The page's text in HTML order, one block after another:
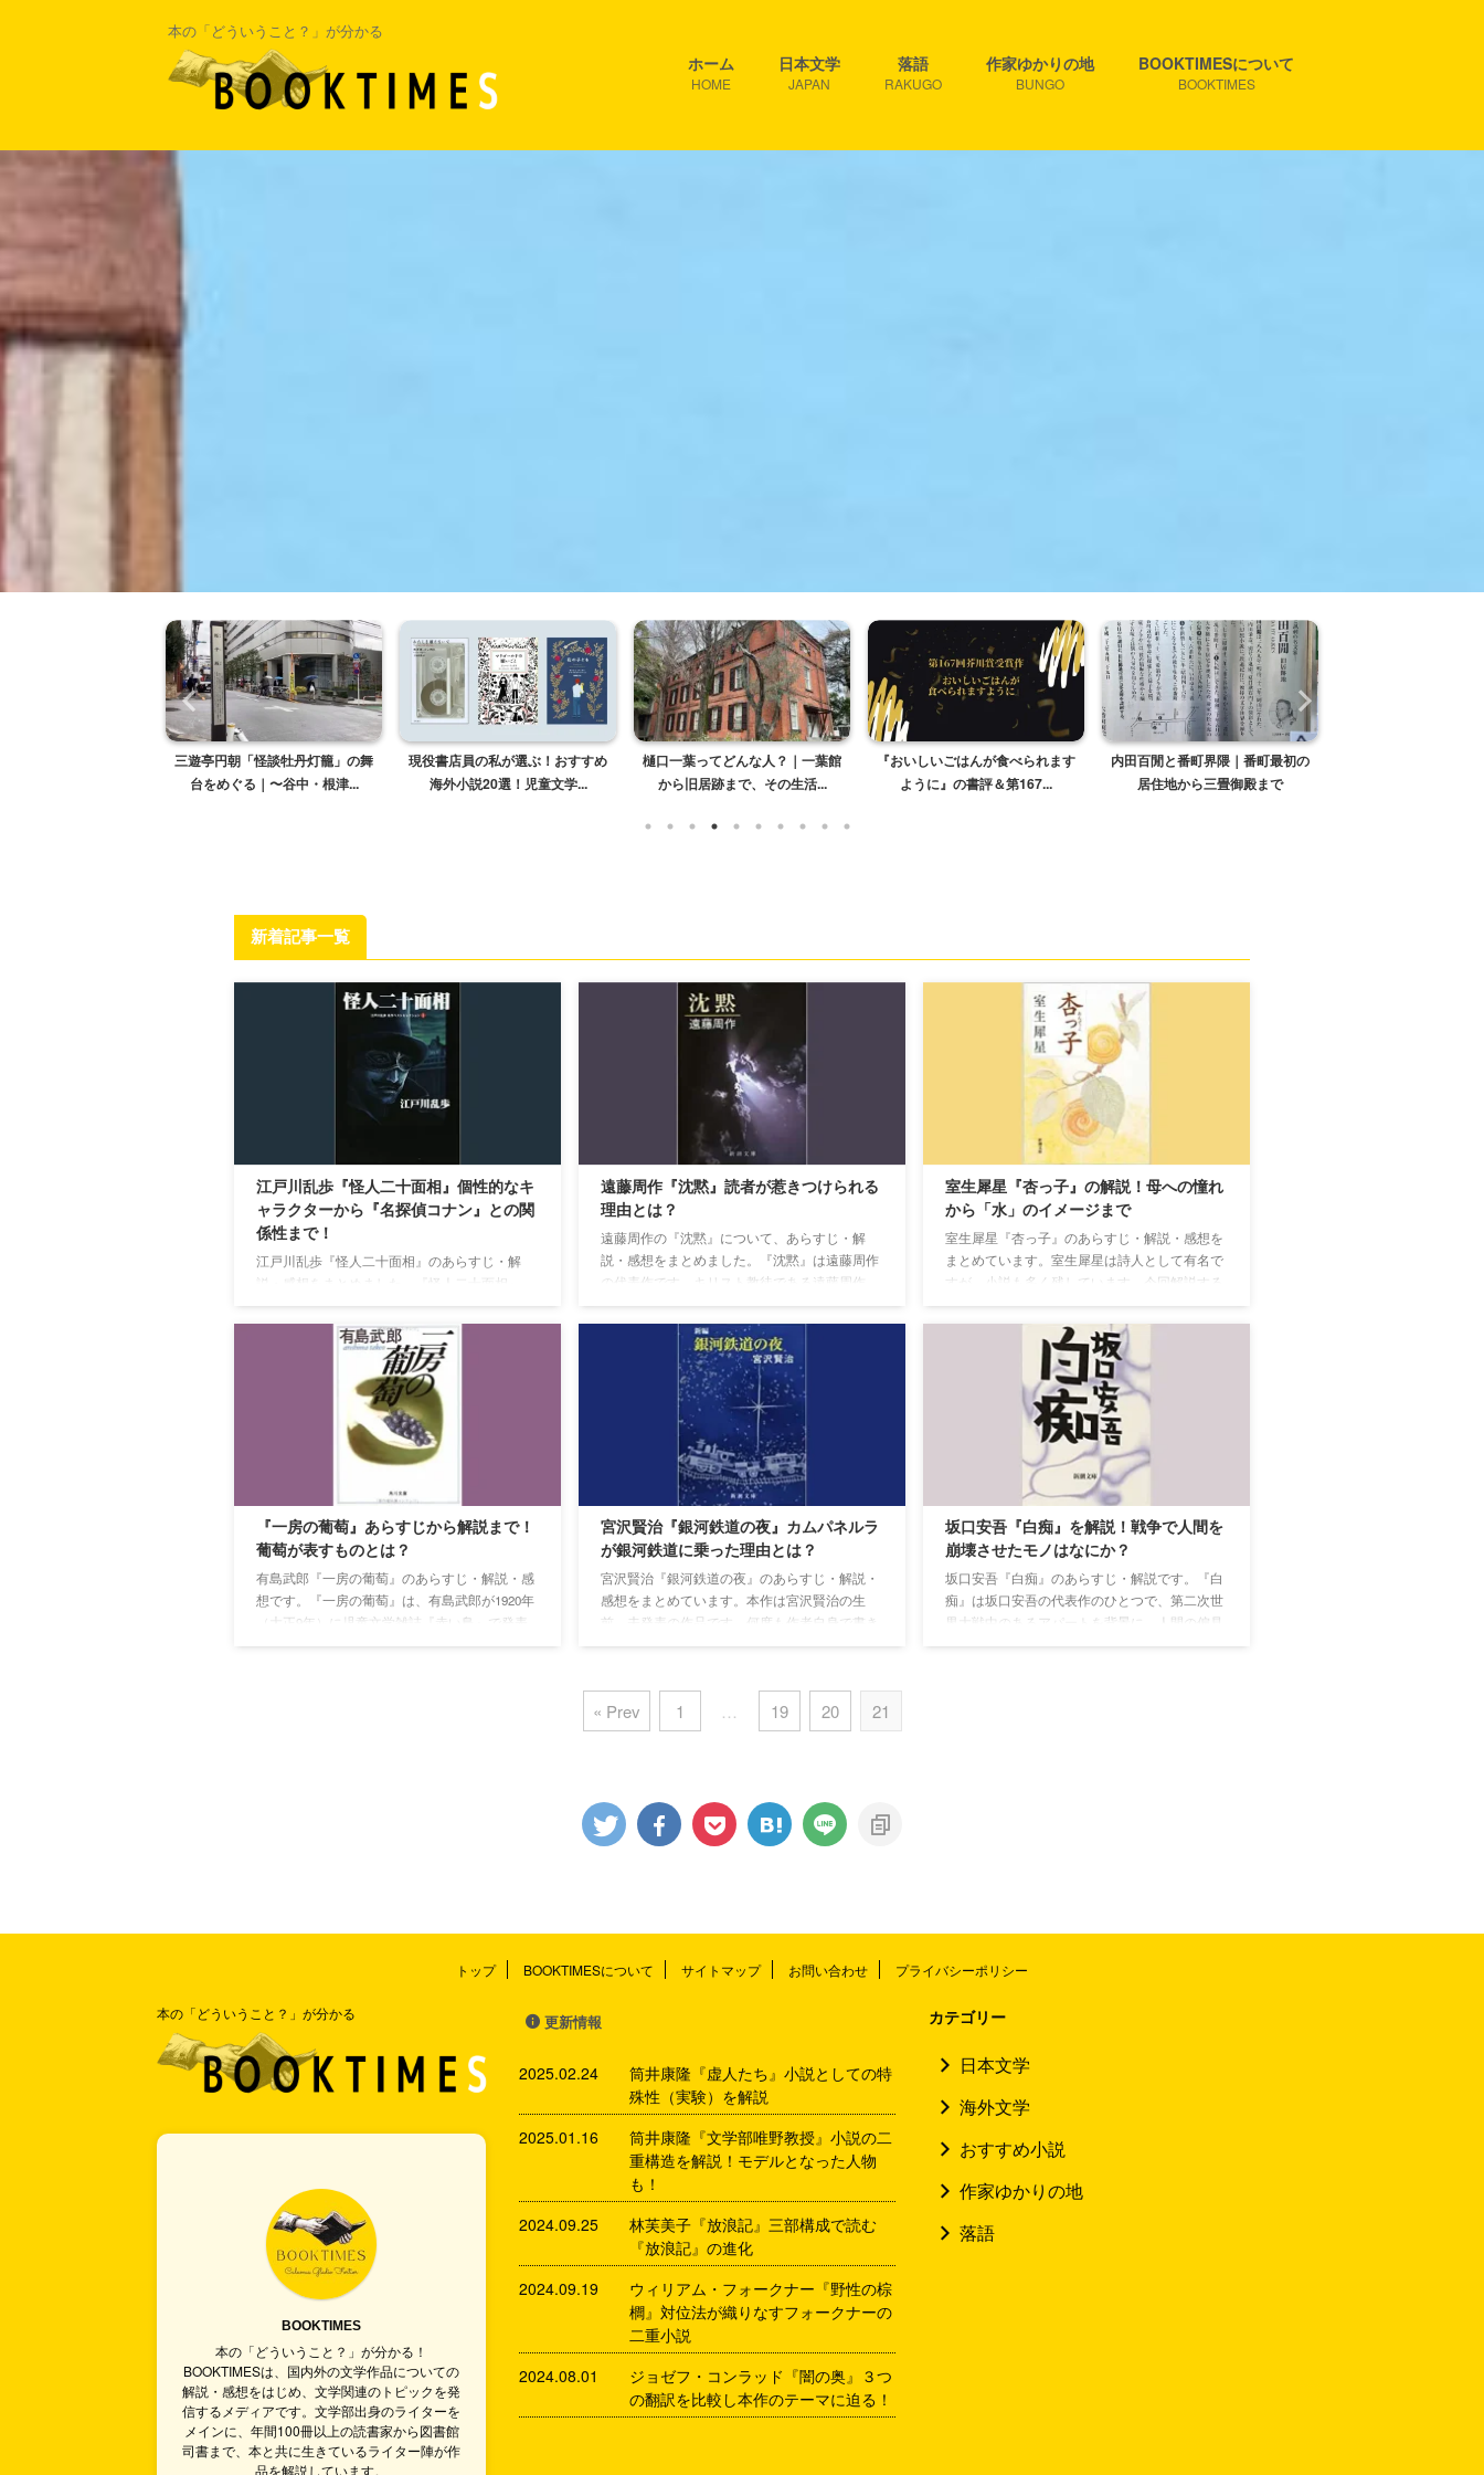
本の「どういうこと？」が分かる
ホーム
HOME
日本文学
JAPAN
落語
RAKUGO
作家ゆかりの地
BUNGO
BOOKTIMESについて
BOOKTIMES
三遊亭円朝「怪談牡丹灯籠」の舞
台をめぐる｜〜谷中・根津...
現役書店員の私が選ぶ！おすすめ
海外小説20選！児童文学...
樋口一葉ってどんな人？｜一葉館
から旧居跡まで、その生活...
『おいしいごはんが食べられます
ように』の書評＆第167...
内田百閒と番町界隈｜番町最初の
居住地から三畳御殿まで
新着記事一覧
江戸川乱歩『怪人二十面相』個性的なキ
ャラクターから『名探偵コナン』との関
係性まで！
江戸川乱歩『怪人二十面相』のあらすじ・解
説・感想をまとめました。『怪人二十面相』
ズの第1話。次々に高価な美術品を狙う怪盗
「二十面相」の企みを阻止すべく奮闘する名探
偵・明智小五郎と、その助手の少年小林君によ
る推理対決が書かれた小説です。
遠藤周作『沈黙』読者が惹きつけられる
理由とは？
遠藤周作の『沈黙』について、あらすじ・解
説・感想をまとめました。『沈黙』は遠藤周作
の代表作です。キリスト教徒である遠藤周作
む人を惹きつけて離さない力のがあります。舞
台はキリスト教が禁じられた江戸時代。
室生犀星『杏っ子』の解説！母への憧れ
から「水」のイメージまで
室生犀星『杏っ子』のあらすじ・解説・感想を
まとめています。室生犀星は詩人として有名で
すが、小説も多く残しています。今回解説する
説です。新聞連載であったため、短いエピソー
ドが連なって、ひとつの作品を作り上げていま
『一房の葡萄』あらすじから解説まで！
葡萄が表すものとは？
有島武郎『一房の葡萄』のあらすじ・解説・感
想です。『一房の葡萄』は、有島武郎が1920年
（大正9年）に児童文学雑誌『赤い鳥』で発表
宮沢賢治『銀河鉄道の夜』カムパネルラ
が銀河鉄道に乗った理由とは？
宮沢賢治『銀河鉄道の夜』のあらすじ・解説・
感想をまとめています。本作は宮沢賢治の生
前、未発表の作品です。何度も作者自身で書き
文章で紡がれる物語は少しばかり難解です。
坂口安吾『白痴』を解説！戦争で人間を
崩壊させたモノはなにか？
坂口安吾『白痴』のあらすじ・解説です。『白
痴』は坂口安吾の代表作のひとつで、第二次世
界大戦中のあるアパートを背景に、人間の偏見
« Prev 1 … 19 20 21
トップ BOOKTIMESについて サイトマップ お問い合わせ プライバシーポリシー
更新情報
2025.02.24
筒井康隆『虚人たち』小説としての特
殊性（実験）を解説
2025.01.16
筒井康隆『文学部唯野教授』小説の二
重構造を解説！モデルとなった人物
も！
2024.09.25
林芙美子『放浪記』三部構成で読む
『放浪記』の進化
2024.09.19
ウィリアム・フォークナー『野性の棕
櫚』対位法が織りなすフォークナーの
二重小説
2024.08.01
ジョゼフ・コンラッド『闇の奥』３つ
の翻訳を比較し本作のテーマに迫る！
カテゴリー
日本文学
海外文学
おすすめ小説
作家ゆかりの地
落語
本の「どういうこと？」が分かる
BOOKTIMES
本の「どういうこと？」が分かる！
BOOKTIMESは、国内外の文学作品についての
解説・感想をはじめ、文学関連のトピックを発
信するメディアです。文学部出身のライターを
メインに、年間100冊以上の読書家から図書館
司書まで、本と共に生きているライター陣が作
品を解説しています。